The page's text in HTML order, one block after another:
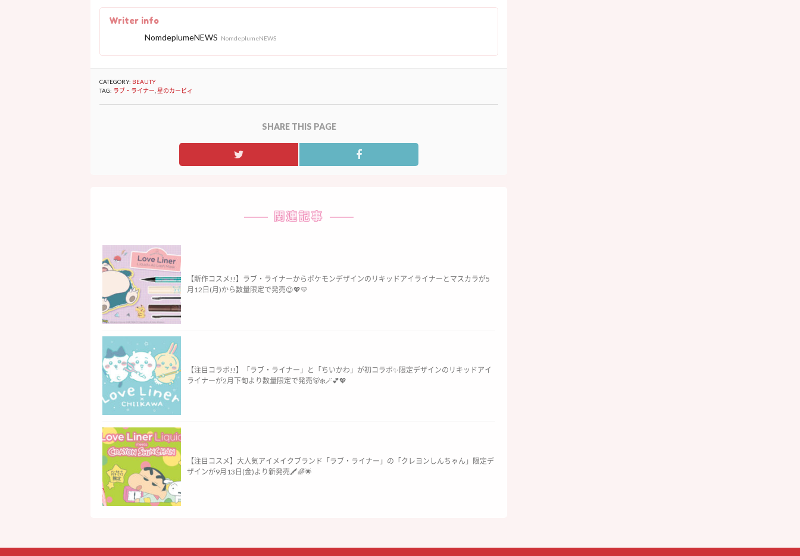
Writer info
NomdeplumeNEWS NomdeplumeNEWS
CATEGORY: BEAUTY
TAG: ラブ・ライナー 星のカービィ
SHARE THIS PAGE
関連記事
【新作コスメ!!】ラブ・ライナーからポケモンデザインのリキッドアイライナーとマスカラが5
月12日(月)から数量限定で発売😉💖💛
【注目コラボ!!】「ラブ・ライナー」と「ちいかわ」が初コラボ✨限定デザインのリキッドアイ
ライナーが2月下旬より数量限定で発売🐻‍❄️🪄💕💖
【注目コスメ】大人気アイメイクブランド「ラブ・ライナー」の「クレヨンしんちゃん」限定デ
ザインが9月13日(金)より新発売🖍️🌈🌟